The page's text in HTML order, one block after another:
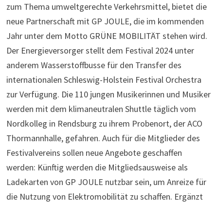
zum Thema umweltgerechte Verkehrsmittel, bietet die
neue Partnerschaft mit GP JOULE, die im kommenden
Jahr unter dem Motto GRÜNE MOBILITÄT stehen wird.
Der Energieversorger stellt dem Festival 2024 unter
anderem Wasserstoffbusse für den Transfer des
internationalen Schleswig-Holstein Festival Orchestra
zur Verfügung. Die 110 jungen Musikerinnen und Musiker
werden mit dem klimaneutralen Shuttle täglich vom
Nordkolleg in Rendsburg zu ihrem Probenort, der ACO
Thormannhalle, gefahren. Auch für die Mitglieder des
Festivalvereins sollen neue Angebote geschaffen
werden: Künftig werden die Mitgliedsausweise als
Ladekarten von GP JOULE nutzbar sein, um Anreize für
die Nutzung von Elektromobilität zu schaffen. Ergänzt